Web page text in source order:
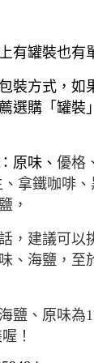
有罐裝也有
裝方式，如
選購「罐裝
原味、 優格
拿鐵咖啡
，
，建議可以
、海鹽，至
鹽、原味為
！